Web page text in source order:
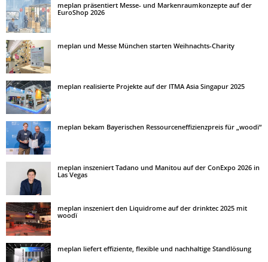
meplan präsentiert Messe- und Markenraumkonzepte auf der
EuroShop 2026
meplan und Messe München starten Weihnachts-Charity
meplan realisierte Projekte auf der ITMA Asia Singapur 2025
meplan bekam Bayerischen Ressourceneffizienzpreis für „woodï“
meplan inszeniert Tadano und Manitou auf der ConExpo 2026 in
Las Vegas
meplan inszeniert den Liquidrome auf der drinktec 2025 mit
woodï
meplan liefert effiziente, flexible und nachhaltige Standlösung